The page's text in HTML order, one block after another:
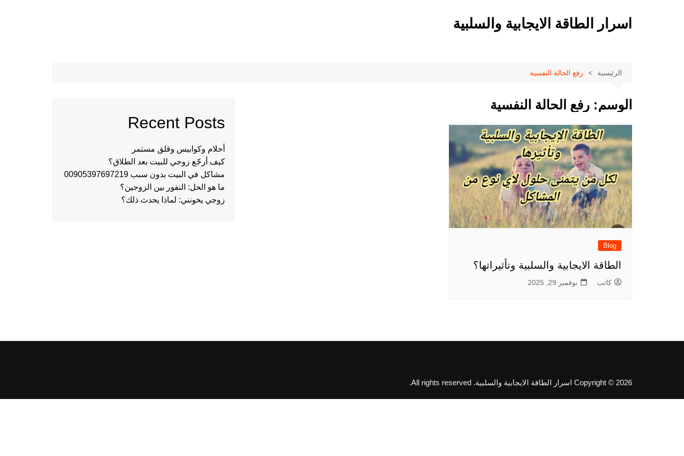
اسرار الطاقة الايجابية والسلبية
الرئيسية رفع الحالة النفسية
الوسم: رفع الحالة النفسية
Blog
الطاقة الايجابية والسلبية وتأثيراتها؟
كاتب نوفمبر 29, 2025
Recent Posts
أحلام وكوابيس وقلق مستمر
كيف أرجّع زوجي للبيت بعد الطلاق؟
مشاكل في البيت بدون سبب 00905397697219
ما هو الحل: النفور بين الزوجين؟
زوجي يخونني: لماذا يحدث ذلك؟
Copyright © 2026 اسرار الطاقة الايجابية والسلبية. All rights reserved.